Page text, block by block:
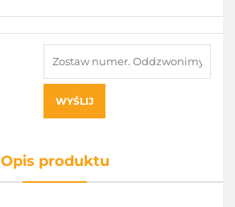
WYŚLIJ
Opis produktu